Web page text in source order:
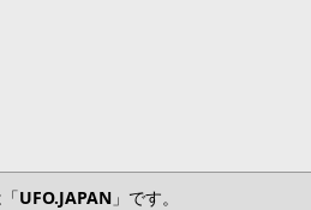
UFO.JAPAN 」です。